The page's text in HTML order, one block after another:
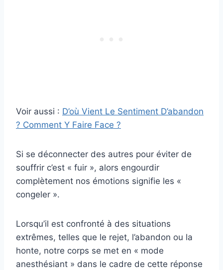
Voir aussi : D’où Vient Le Sentiment D’abandon
? Comment Y Faire Face ?
Si se déconnecter des autres pour éviter de
souffrir c’est « fuir », alors engourdir
complètement nos émotions signifie les «
congeler ».
Lorsqu’il est confronté à des situations
extrêmes, telles que le rejet, l’abandon ou la
honte, notre corps se met en « mode
anesthésiant » dans le cadre de cette réponse